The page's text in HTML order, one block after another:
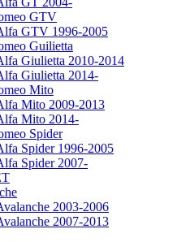
GTV
GTV 1996-2005
Guilietta
Giulietta 2010-2014
Giulietta 2014-
Mito
Mito 2009-2013
Mito 2014-
Spider
Spider 1996-2005
Spider 2007-
2003-2006
2007-2013